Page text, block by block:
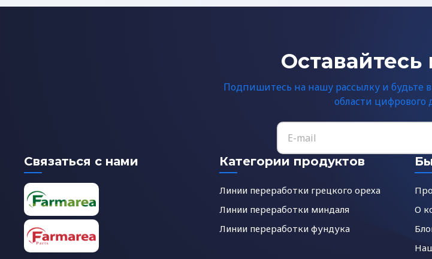
Оставайтесь
Подпишитесь на нашу рассылку и будьте
области цифрового
Связаться с нами Категории продуктов
Линии переработки грецкого ореха
Линии переработки миндаля
Линии переработки фундука
О